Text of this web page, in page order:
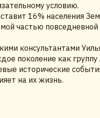
условию.
16% населения
частью
консультантами
поколение как
исторические
на их жизнь.